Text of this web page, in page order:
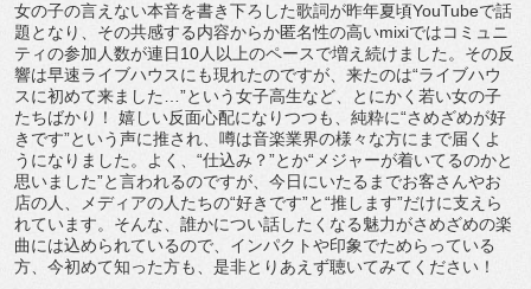
女の子の言えない本音を書き下ろした歌詞が昨年夏頃YouTubeで話
題となり、その共感する内容からか匿名性の高いmixiではコミュニ
ティの参加人数が連日10人以上のペースで増え続けました。その反
響は早速ライブハウスにも現れたのですが、来たのは“ライブハウ
スに初めて来ました…”という女子高生など、とにかく若い女の子
たちばかり！ 嬉しい反面心配になりつつも、純粋に“さめざめが好
きです”という声に推され、噂は音楽業界の様々な方にまで届くよ
うになりました。よく、“仕込み？”とか“メジャーが着いてるのかと
思いました”と言われるのですが、今日にいたるまでお客さんやお
店の人、メディアの人たちの“好きです”と“推します”だけに支えら
れています。そんな、誰かについ話したくなる魅力がさめざめの楽
曲には込められているので、インパクトや印象でためらっている
方、今初めて知った方も、是非とりあえず聴いてみてください！